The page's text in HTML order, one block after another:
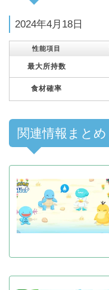
2024年4月18日
性能項目
最大所持数
食材確率
関連情報まとめ